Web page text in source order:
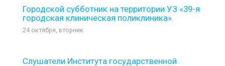
Городской субботник на территории УЗ «39-я
городская клиническая поликлиника»
24 октября, вторник
Слушатели Института государственной